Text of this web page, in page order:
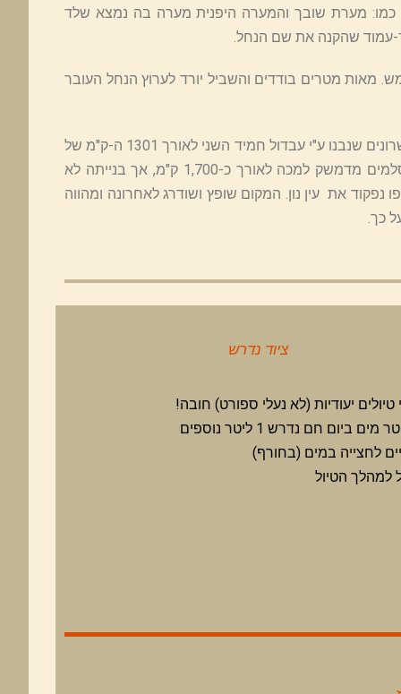
כמו: מערת שובך והמערה היפנית מערה בה נמצא שלד
מאות מטרים בודדים והשביל יורד לערוץ הנחל העובר
בהמשך הדרך נחלוף ליד אחד מארבע מאות ארבעים ושלושה הגשרים והגשרונים שנבנו ע"י עבדול חמיד השני לאורך 1301 ה-ק"מ של
הרכבת החיג'אזית. הרכבת הייתה אמורה להוביל את קהל המאמינים המוסלמים מדמשק למכה לאורך כ-1,700 ק"מ, אך בנייתה לא
את עין נון. המקום שופץ ושודרג לאחרונה ומהווה
כך.
ציוד נדרש
טיולים יעודיות (לא נעלי ספורט) חובה!
לחצייה במים (בחורף)
למהלך הטיול